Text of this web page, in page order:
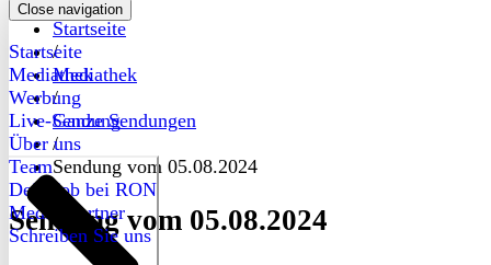
Close navigation
Startseite
Mediathek
Werbung
Live-Sendung
Über uns
Team
Dein Job bei RON
Medienpartner
Schreiben Sie uns
Startseite
/
Mediathek
/
Ganze Sendungen
/
Sendung vom 05.08.2024
Sendung vom 05.08.2024